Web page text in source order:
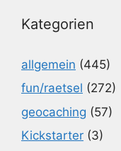
Kategorien
allgemein (445)
fun/raetsel (272)
geocaching (57)
Kickstarter (3)